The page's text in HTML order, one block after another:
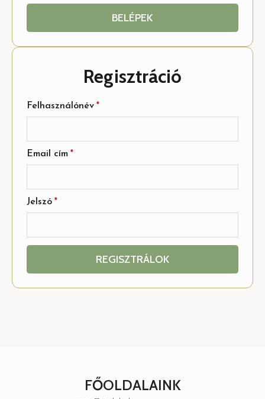
BELÉPEK
Regisztráció
Felhasználónév *
Email cím *
Jelszó *
REGISZTRÁLOK
FŐOLDALAINK